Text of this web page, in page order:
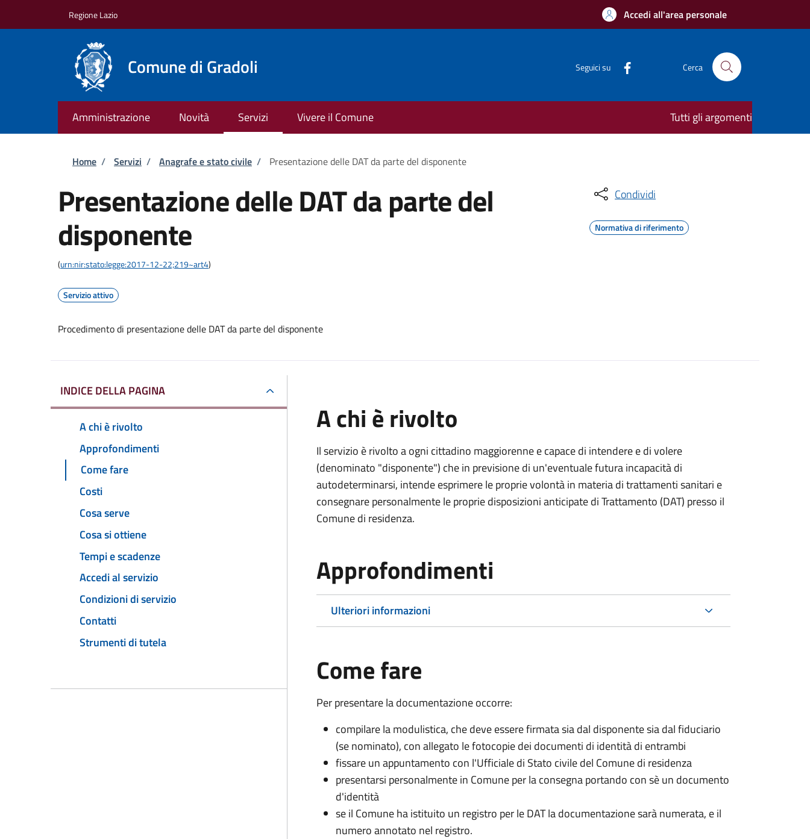
Regione Lazio Accedi all'area personale
Comune di Gradoli Seguici su Cerca
Amministrazione Novità Servizi Vivere il Comune Tutti gli argomenti
Briciole di pane
Home / Servizi / Anagrafe e stato civile / Presentazione delle DAT da parte del disponente
Presentazione delle DAT da parte del
disponente
(urn:nir:stato:legge:2017-12-22;219~art4)
Servizio attivo
Procedimento di presentazione delle DAT da parte del disponente
Condividi
Normativa di riferimento
INDICE DELLA PAGINA
A chi è rivolto
Approfondimenti
Come fare
Costi
Cosa serve
Cosa si ottiene
Tempi e scadenze
Accedi al servizio
Condizioni di servizio
Contatti
Strumenti di tutela
A chi è rivolto
Il servizio è rivolto a ogni cittadino maggiorenne e capace di intendere e di volere
(denominato "disponente") che in previsione di un'eventuale futura incapacità di
autodeterminarsi, intende esprimere le proprie volontà in materia di trattamenti sanitari e
consegnare personalmente le proprie disposizioni anticipate di Trattamento (DAT) presso il
Comune di residenza.
Approfondimenti
Ulteriori informazioni
Come fare
Per presentare la documentazione occorre:
compilare la modulistica, che deve essere firmata sia dal disponente sia dal fiduciario
(se nominato), con allegato le fotocopie dei documenti di identità di entrambi
fissare un appuntamento con l'Ufficiale di Stato civile del Comune di residenza
presentarsi personalmente in Comune per la consegna portando con sè un documento
d'identità
se il Comune ha istituito un registro per le DAT la documentazione sarà numerata, e il
numero annotato nel registro.